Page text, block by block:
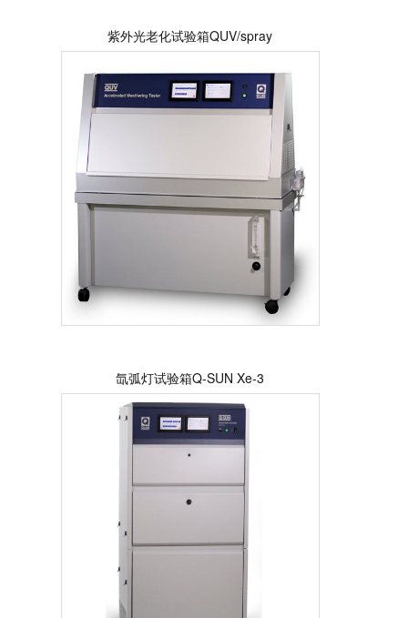
紫外光老化试验箱QUV/spray
氙弧灯试验箱Q-SUN Xe-3